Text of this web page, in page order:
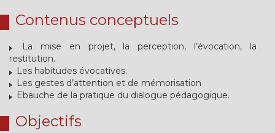
Contenus conceptuels
La mise en projet, la perception, l’évocation, la
restitution.
Les habitudes évocatives.
Les gestes d’attention et de mémorisation
Ebauche de la pratique du dialogue pédagogique.
Objectifs